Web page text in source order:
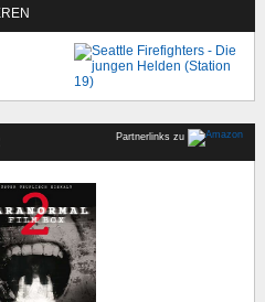
Partnerlinks zu